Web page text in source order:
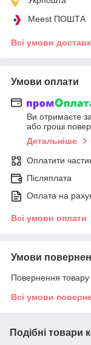
Meest ПОШТА
Всі умови
Умови оплати
Ви отримаєте
або гроші
Детальніше
Оплатити
Післяплата
Оплата на
Всі умови оплати
Умови
Повернення товару
Всі умови
Подібні товари